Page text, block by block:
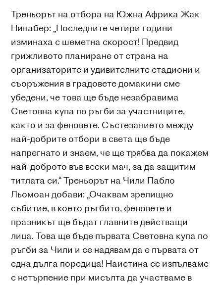
Треньорът на отбора на Южна Африка Жак
Нинабер: „Последните четири години
изминаха с шеметна скорост! Предвид
грижливото планиране от страна на
организаторите и удивителните стадиони и
съоръжения в градовете домакини сме
убедени, че това ще бъде незабравима
Световна купа по ръгби за участниците,
както и за феновете. Състезанието между
най-добрите отбори в света ще бъде
напрегнато и знаем, че ще трябва да покажем
най-доброто във всеки мач, за да защитим
титлата си.“ Треньорът на Чили Пабло
Льомоан добави: „Очаквам зрелищно
събитие, в което ръгбито, феновете и
празникът ще бъдат главните действащи
лица. Това ще бъде първата Световна купа по
ръгби за Чили и се надявам да е първата от
една дълга поредица! Наистина се изпълваме
с нетърпение при мисълта да участваме в